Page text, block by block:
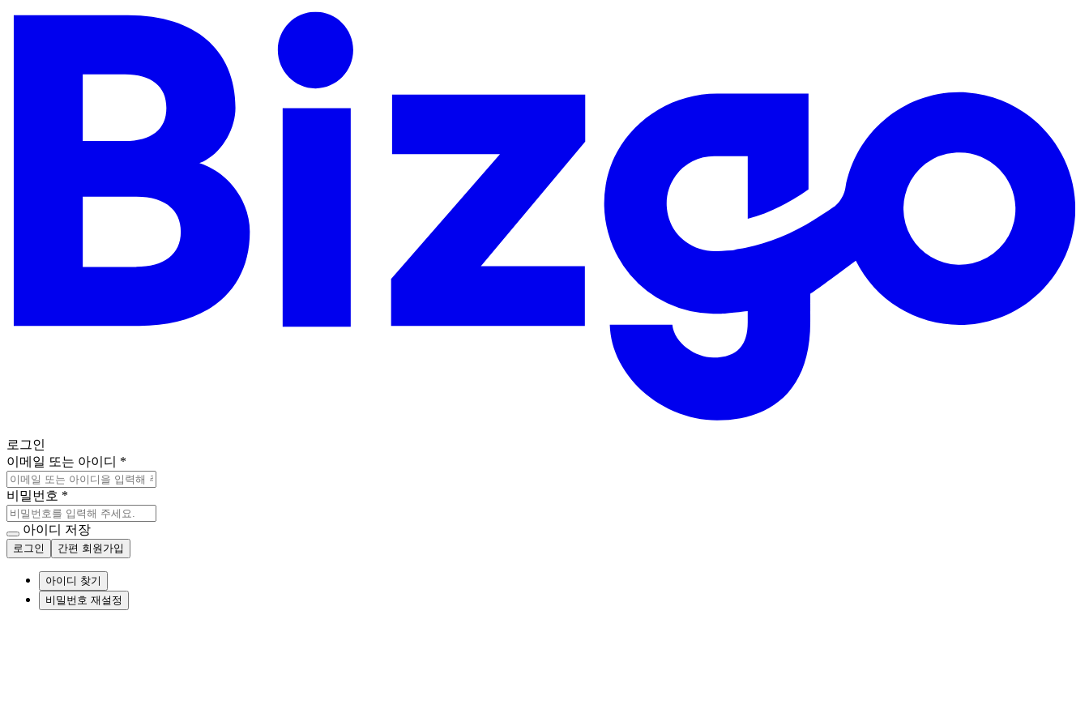
로그인
이메일 또는 아이디 *
비밀번호 *
아이디 저장
로그인 간편 회원가입
아이디 찾기
비밀번호 재설정